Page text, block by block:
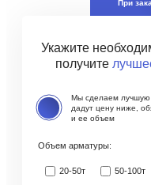
При
Укажите
получите
Мы сделаем лучшую
дадут цену ниже,
и ее объем
Объем арматуры:
20-50т 50-100т